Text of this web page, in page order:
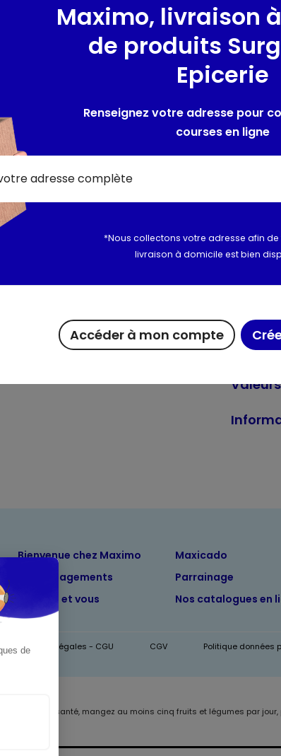
chat
santé de
Race de
Gluten
de
Additifs:
mg/kg: Vit
11);
Bienvenue chez Maximo
Nos engagements
Maximo et vous
Maxicado
Parrainage
Nos catalogues en
Mentions légales - CGU CGV Politique données
Pour votre santé, mangez au moins cinq fruits et légumes par jour,
Maximo, livraison
de produits
Epicerie
Renseignez votre adresse pour
courses en ligne
*Nous collectons votre adresse afin de
livraison à domicile est bien
Accéder à mon compte